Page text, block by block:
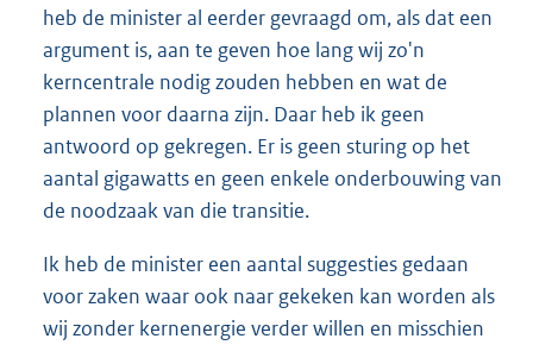
heb de minister al eerder gevraagd om, als dat een
argument is, aan te geven hoe lang wij zo'n
kerncentrale nodig zouden hebben en wat de
plannen voor daarna zijn. Daar heb ik geen
antwoord op gekregen. Er is geen sturing op het
aantal gigawatts en geen enkele onderbouwing van
de noodzaak van die transitie.
Ik heb de minister een aantal suggesties gedaan
voor zaken waar ook naar gekeken kan worden als
wij zonder kernenergie verder willen en misschien